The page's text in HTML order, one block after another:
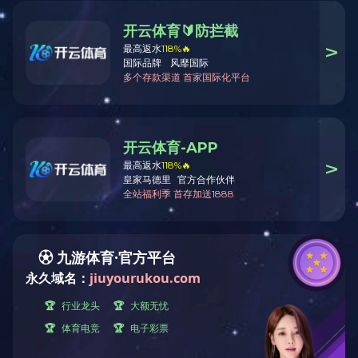
返回上一页
榆能集团被评为2022年度煤炭行业保供“先进单位”